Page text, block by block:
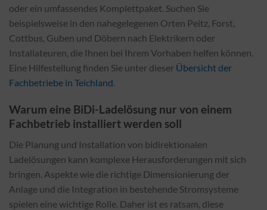
oder ein umfassendes Komplettpaket. Suchen Sie
beispielsweise in den nahegelegenen Orten Peitz, Forst,
Cottbus, Guben und Döbern nach Elektrikern oder
Installateuren, die Ihnen bei Ihrem Vorhaben helfen können.
Eine Hilfestellung finden Sie unter dieser Übersicht der
Fachbetriebe in Teichland.
Warum eine BiDi-Ladelösung nur von einem
Fachbetrieb installiert werden soll
Die Planung und Installation von bidirektionalen
Ladelösungen kann komplexe Herausforderungen mit sich
bringen. Aspekte wie die richtige Dimensionierung der
Anlage und die Integration in bestehende Stromsysteme
spielen eine wichtige Rolle. Daher ist es ratsam, diese